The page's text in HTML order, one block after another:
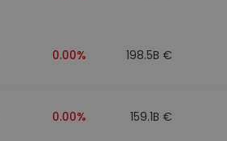
0.00% 198.5B €
0.00% 159.1B €